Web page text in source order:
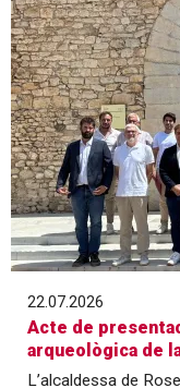
22.07.2026
Acte de
arqueològica de
L’alcaldessa de